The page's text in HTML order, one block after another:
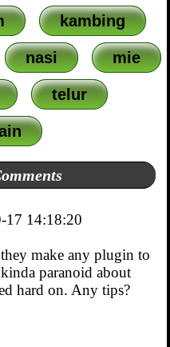
kambing
nasi mie
telur
17 14:18:20
make any plugin to
paranoid about
hard on. Any tips?